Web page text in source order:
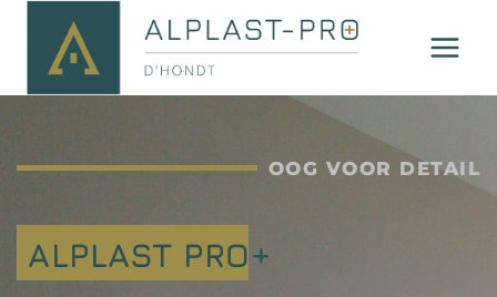
OOG VOOR DETAIL
ALPLAST PRO+